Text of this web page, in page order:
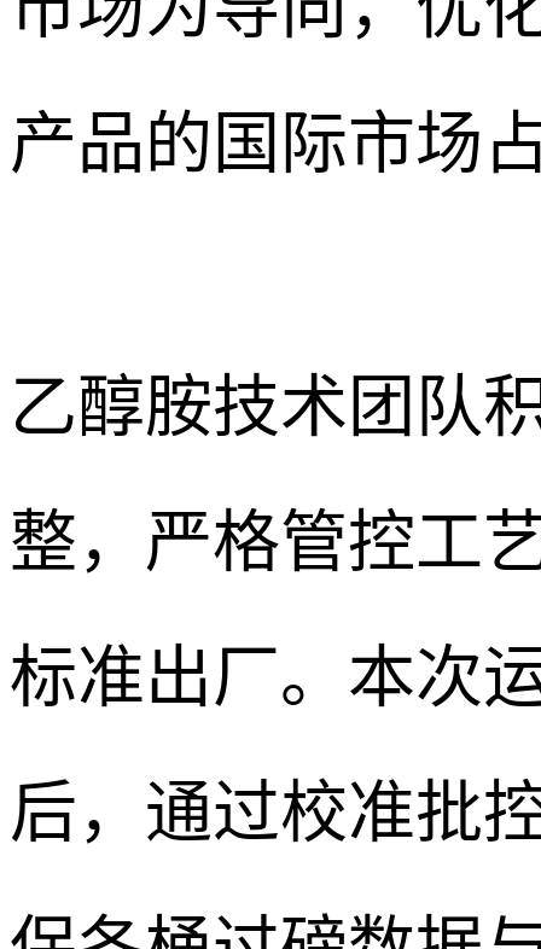
产品的国际市场
乙醇胺技术团队
整，严格管控工
标准出厂。本次
后，通过校准批